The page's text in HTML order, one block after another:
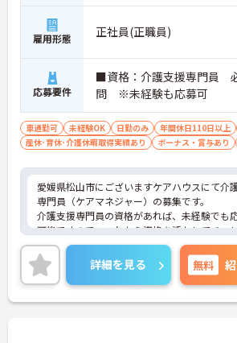
雇用形態 正社員(正職員)
応募要件
■資格：介護支援専門員
問 ※未経験も応募可
車通勤可 未経験OK 日勤のみ 年間休日110日以上
産休･育休･介護休暇取得実績あり
ボーナス・賞与あり
愛媛県松山市にございますケアハウスにて介
専門員（ケアマネジャー）の募集です。
介護支援専門員の資格があれば、未経験でも
可能ですので、これから資格を活かしてチャ
されたい方にもおすすめです。
ご興味のある方には、面接対策ポイントなどさ
詳細をお話いたしますので、お気軽にご相談
い。
詳細を見る 無料